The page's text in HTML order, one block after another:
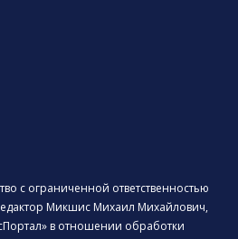
с ограниченной ответственностью
Микшис Михаил Михайлович,
в отношении обработки